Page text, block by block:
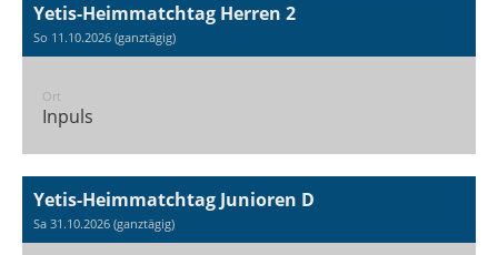
Yetis-Heimmatchtag Herren 2
So 11.10.2026 (ganztägig)
Ort
Inpuls
Yetis-Heimmatchtag Junioren D
Sa 31.10.2026 (ganztägig)